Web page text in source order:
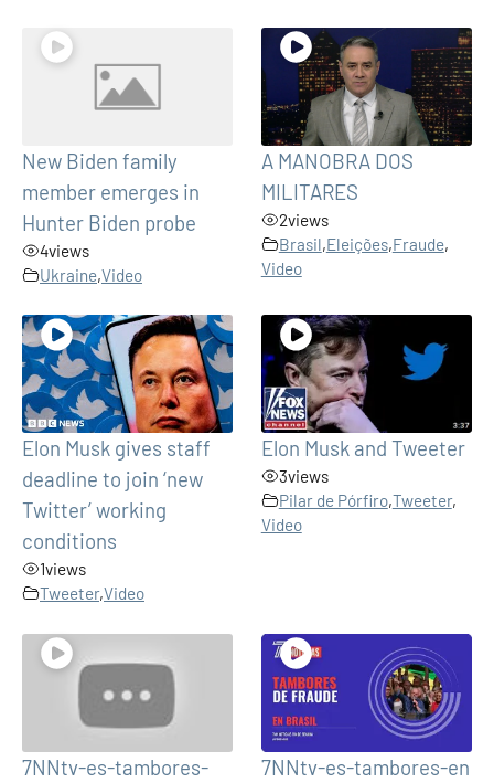
New Biden family
member emerges in
Hunter Biden probe
4views
Ukraine,Video
A MANOBRA DOS
MILITARES
2views
Brasil,Eleições,Fraude,
Video
Elon Musk gives staff
deadline to join ‘new
Twitter’ working
conditions
1views
Tweeter,Video
Elon Musk and Tweeter
3views
Pilar de Pórfiro,Tweeter,
Video
7NNtv-es-tambores-
7NNtv-es-tambores-en